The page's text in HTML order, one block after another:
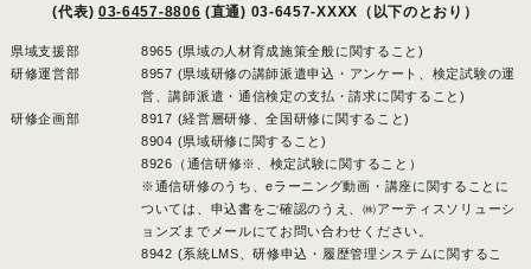
(代表) 03-6457-8806 (直通) 03-6457-XXXX（以下のとおり）
県域支援部
8965 (県域の人材育成施策全般に関すること)
研修運営部
8957 (県域研修の講師派遣申込・アンケート、検定試験の運
営、講師派遣・通信検定の支払・請求に関すること)
研修企画部
8917 (経営層研修、全国研修に関すること)
8904 (県域研修に関すること)
8926（通信研修※、検定試験に関すること）
※通信研修のうち、eラーニング動画・講座に関することに
ついては、申込書をご確認のうえ、㈱アーティスソリューシ
ョンズまでメールにてお問い合わせください。
8942 (系統LMS、研修申込・履歴管理システムに関するこ